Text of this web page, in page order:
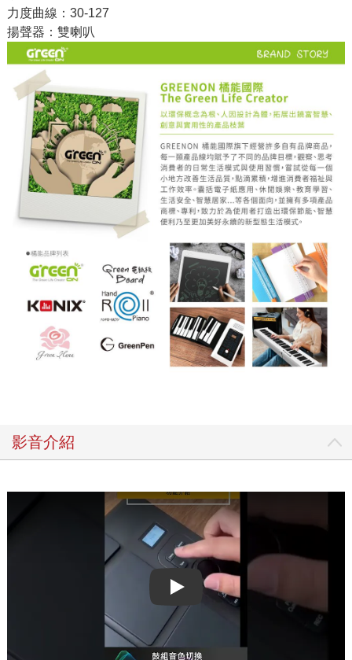
力度曲線：30-127
揚聲器：雙喇叭
影音介紹
Play video